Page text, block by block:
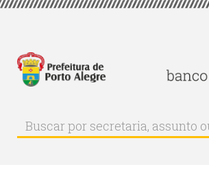
Pular
principal
Buscar
Buscar
por